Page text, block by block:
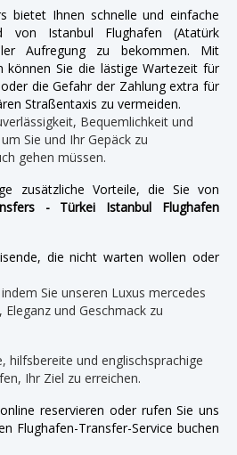
bietet Ihnen schnelle und einfache
von Istanbul Flughafen (Atatürk
Aufregung zu bekommen. Mit
können Sie die lästige Wartezeit für
die Gefahr der Zahlung extra für
Straßentaxis zu vermeiden.
Bequemlichkeit und
Sie und Ihr Gepäck zu
gehen müssen.
zusätzliche Vorteile, die Sie von
- Türkei Istanbul Flughafen
die nicht warten wollen oder
Sie unseren Luxus mercedes
und Geschmack zu
hilfsbereite und englischsprachige
Ihr Ziel zu erreichen.
reservieren oder rufen Sie uns
Flughafen-Transfer-Service buchen